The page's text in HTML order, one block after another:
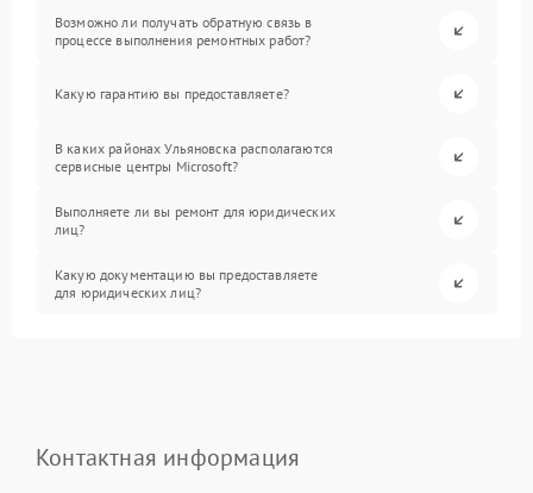
Возможно ли получать обратную связь в
процессе выполнения ремонтных работ?
Какую гарантию вы предоставляете?
В каких районах Ульяновска располагаются
сервисные центры Microsoft?
Выполняете ли вы ремонт для юридических
лиц?
Какую документацию вы предоставляете
для юридических лиц?
Контактная информация